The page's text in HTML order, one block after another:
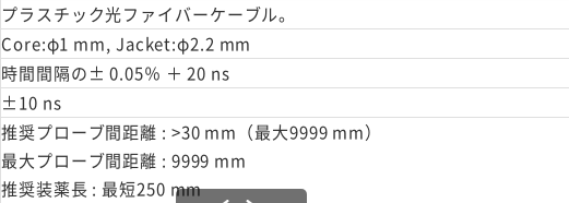
プラスチック光ファイバーケーブル。
Core:φ1 mm, Jacket:φ2.2 mm
時間間隔の± 0.05％ ＋ 20 ns
±10 ns
推奨プローブ間距離 : >30 mm（最大9999 mm）
最大プローブ間距離 : 9999 mm
推奨装薬長 : 最短250 mm